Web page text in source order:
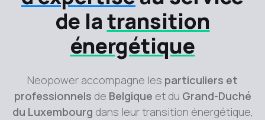
de latransition
énergétique
Neopower accompagne les particuliers et
professionnels de Belgique et du Grand-Duché
du Luxembourg dans leur transition énergétique,